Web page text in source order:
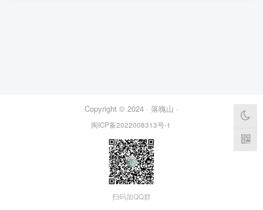
Copyright © 2024 · 落魄山 ·
闽ICP备2022008313号-1
扫码加QQ群